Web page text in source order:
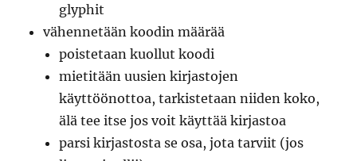
glyphit
vähennetään koodin määrää
poistetaan kuollut koodi
mietitään uusien kirjastojen
käyttöönottoa, tarkistetaan niiden koko,
älä tee itse jos voit käyttää kirjastoa
parsi kirjastosta se osa, jota tarviit (jos